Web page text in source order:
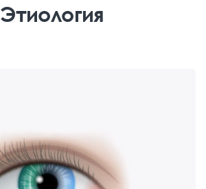
Этиология